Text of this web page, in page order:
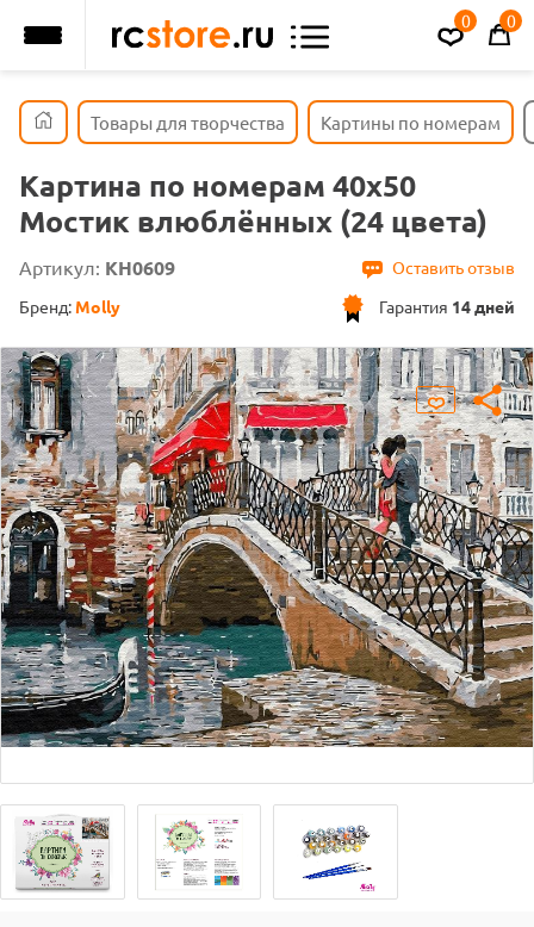
0 0
Товары для творчества Картины по номерам
Картина по номерам 40х50
Мостик влюблённых (24 цвета)
Артикул: KH0609
Оставить отзыв
Гарантия 14 дней
Бренд: Molly